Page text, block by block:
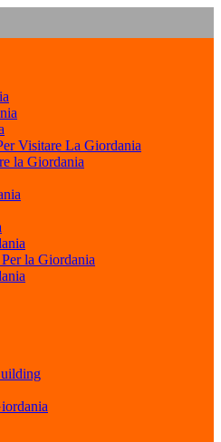
Visitare La Giordania
la Giordania
la Giordania